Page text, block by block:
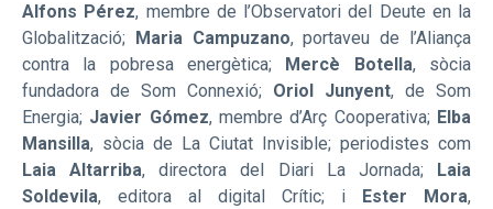
Alfons Pérez, membre de l’Observatori del Deute en la
Globalització;
Maria Campuzano, portaveu de l’Aliança
contra la pobresa energètica;
Mercè Botella, sòcia
fundadora de Som Connexió; Oriol Junyent, de Som
Energia; Javier Gómez, membre d’Arç Cooperativa; Elba
Mansilla, sòcia de La Ciutat Invisible; periodistes com
Laia Altarriba, directora del Diari La Jornada;Laia
Soldevila, editora al digital Crític; i Ester Mora,